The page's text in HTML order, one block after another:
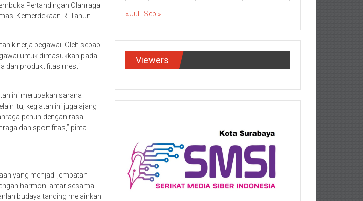
Pertandingan Olahraga
Kemerdekaan RI Tahun
kinerja pegawai. Oleh sebab
untuk dimasukkan pada
dan produktifitas mesti
ini merupakan sarana
itu, kegiatan ini juga ajang
penuh dengan rasa
dan sportifitas,” pinta
yang menjadi jembatan
harmoni antar sesama
budaya tanding melainkan
« Jul Sep »
Viewers